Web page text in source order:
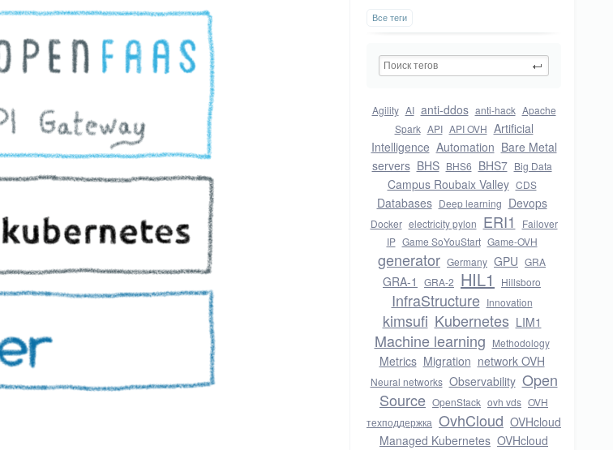
Все теги
Agility AI anti-ddos anti-hack Apache
Spark API API OVH Artificial
Intelligence Automation Bare Metal
servers BHS BHS6 BHS7 Big Data
Campus Roubaix Valley CDS
Databases Deep learning Devops
Docker electricity pylon ERI1
Failover
IP Game SoYouStart Game-OVH
generator Germany GPU GRA
GRA-1 GRA-2 HIL1 Hillsboro
InfraStructure Innovation
kimsufi Kubernetes LIM1
Machine learning Methodology
Metrics Migration network OVH
Neural networks Observability Open
Source OpenStack ovh vds OVH
техподдержка OvhCloud OVHcloud
Managed Kubernetes OVHcloud